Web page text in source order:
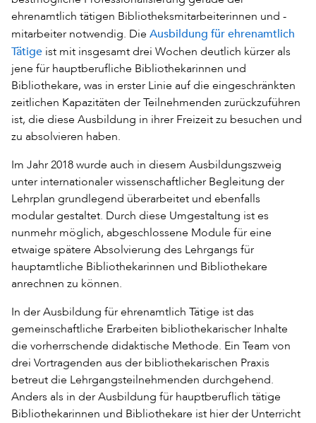
ehrenamtlich tätigen Bibliotheksmitarbeiterinnen und -
mitarbeiter notwendig. Die Ausbildung für ehrenamtlich
Tätige ist mit insgesamt drei Wochen deutlich kürzer als
jene für hauptberufliche Bibliothekarinnen und
Bibliothekare, was in erster Linie auf die eingeschränkten
zeitlichen Kapazitäten der Teilnehmenden zurückzuführen
ist, die diese Ausbildung in ihrer Freizeit zu besuchen und
zu absolvieren haben.
Im Jahr 2018 wurde auch in diesem Ausbildungszweig
unter internationaler wissenschaftlicher Begleitung der
Lehrplan grundlegend überarbeitet und ebenfalls
modular gestaltet. Durch diese Umgestaltung ist es
nunmehr möglich, abgeschlossene Module für eine
etwaige spätere Absolvierung des Lehrgangs für
hauptamtliche Bibliothekarinnen und Bibliothekare
anrechnen zu können.
In der Ausbildung für ehrenamtlich Tätige ist das
gemeinschaftliche Erarbeiten bibliothekarischer Inhalte
die vorherrschende didaktische Methode. Ein Team von
drei Vortragenden aus der bibliothekarischen Praxis
betreut die Lehrgangsteilnehmenden durchgehend.
Anders als in der Ausbildung für hauptberuflich tätige
Bibliothekarinnen und Bibliothekare ist hier der Unterricht